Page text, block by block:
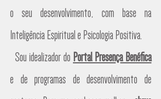
o seu desenvolvimento, com base na
Inteligência Espiritual e Psicologia Positiva.
Sou idealizador do Portal Presença Benéfica
e de programas de desenvolvimento de